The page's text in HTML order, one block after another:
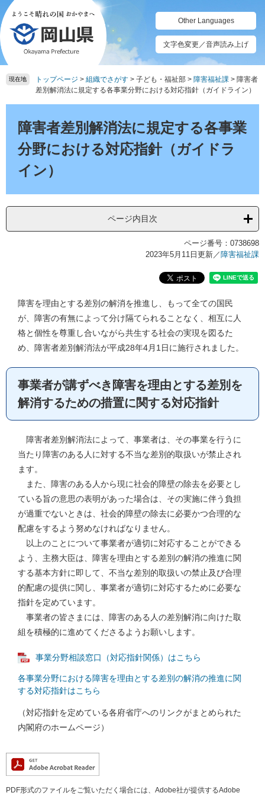
ペ
ー
ジ
の
先
頭
メ
ニ
ュ
ー
を
飛
て
Other Languages
文字色変更／音声読み上げ
現在地 トップページ > 組織でさがす > 子ども・福祉部 > 障害福祉課 > 障害者
差別解消法に規定する各事業分野における対応指針（ガイドライン）
障害者差別解消法に規定する各事業
分野における対応指針（ガイドラ
イン）
ページ内目次
ページ番号：0738698
2023年5月11日更新／ 障害福祉課
障害を理由とする差別の解消を推進し、もって全ての国民
が、障害の有無によって分け隔てられることなく、相互に人
格と個性を尊重し合いながら共生する社会の実現を図るた
め、障害者差別解消法が平成28年4月1日に施行されました。
事業者が講ずべき障害を理由とする差別を
解消するための措置に関する対応指針
障害者差別解消法によって、事業者は、その事業を行うに
当たり障害のある人に対する不当な差別的取扱いが禁止され
ます。
また、障害のある人から現に社会的障壁の除去を必要とし
ている旨の意思の表明があった場合は、その実施に伴う負担
が過重でないときは、社会的障壁の除去に必要かつ合理的な
配慮をするよう努めなければなりません。
以上のことについて事業者が適切に対応することができる
よう、主務大臣は、障害を理由とする差別の解消の推進に関
する基本方針に即して、不当な差別的取扱いの禁止及び合理
的配慮の提供に関し、事業者が適切に対応するために必要な
指針を定めています。
事業者の皆さまには、障害のある人の差別解消に向けた取
組を積極的に進めてくださるようお願いします。
事業分野相談窓口（対応指針関係）はこちら
各事業分野における障害を理由とする差別の解消の推進に関
する対応指針はこちら
（対応指針を定めている各府省庁へのリンクがまとめられた
内閣府のホームページ）
PDF形式のファイルをご覧いただく場合には、Adobe社が提供するAdobe